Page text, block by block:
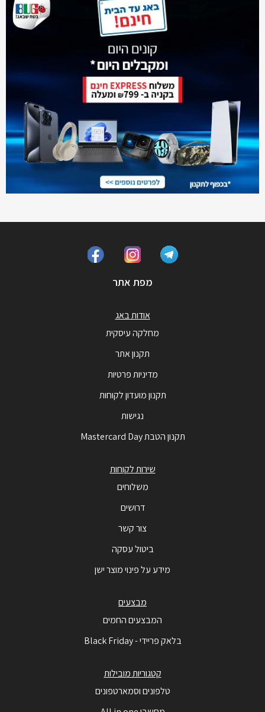
מפת אתר
אודות באג
מחלקה עיסקית
תקנון אתר
מדיניות פרטיות
תקנון מועדון לקוחות
נגישות
תקנון הטבת Mastercard Day
שירות לקוחות
משלוחים
דרושים
צור קשר
ביטול עסקה
מידע על פינוי מוצר ישן
מבצעים
המבצעים החמים
בלאק פריידי - Black Friday
קטגוריות מובילות
טלפונים וסמארטפונים